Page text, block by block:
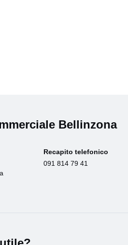
Bellinzona
Recapito telefonico
091 814 79 41